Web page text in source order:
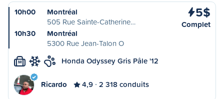
10h00
Montréal
505 Rue Sainte-Catherine…
10h30
Montréal
5300 Rue Jean-Talon O
5$
Complet
M Honda Odyssey Gris Pâle '12
Ricardo 4,9 2 318 conduits